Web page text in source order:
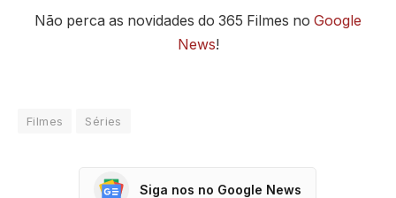
Não perca as novidades do 365 Filmes no Google
News!
Filmes Séries
Siga nos no Google News